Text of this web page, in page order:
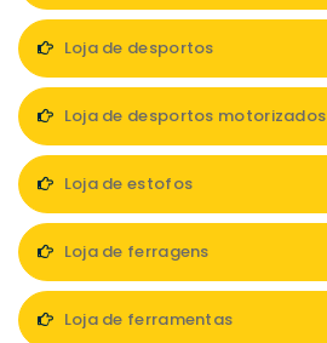
Loja de desportos
Loja de desportos motorizados
Loja de estofos
Loja de ferragens
Loja de ferramentas